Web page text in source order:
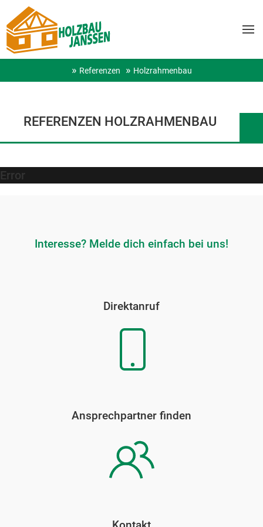
Referenzen Holzrahmenbau
REFERENZEN HOLZRAHMENBAU
Error
Interesse? Melde dich einfach bei uns!
Direktanruf
Ansprechpartner finden